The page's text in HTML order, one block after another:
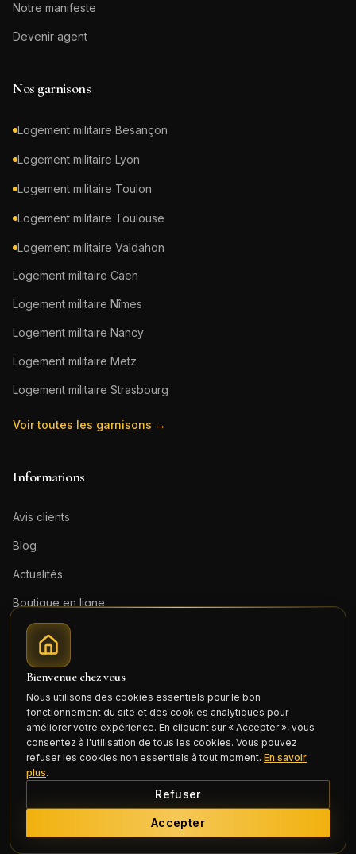
Notre manifeste
Devenir agent
Nos garnisons
Logement militaire Besançon
Logement militaire Lyon
Logement militaire Toulon
Logement militaire Toulouse
Logement militaire Valdahon
Logement militaire Caen
Logement militaire Nîmes
Logement militaire Nancy
Logement militaire Metz
Logement militaire Strasbourg
Voir toutes les garnisons →
Informations
Avis clients
Blog
Actualités
Boutique en ligne
Contact
Mentions légales
Connexion
Bienvenue chez vous
Nous utilisons des cookies essentiels pour le bon
fonctionnement du site et des cookies analytiques pour
améliorer votre expérience. En cliquant sur « Accepter », vous
consentez à l'utilisation de tous les cookies. Vous pouvez
refuser les cookies non essentiels à tout moment. En savoir
plus.
Refuser
Accepter